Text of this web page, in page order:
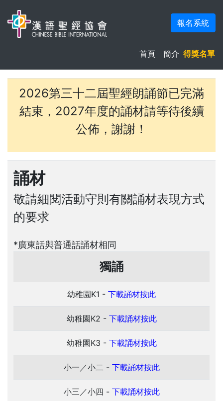
報名系統
首頁 簡介 得獎名單
2026第三十二屆聖經朗誦節已完滿
結束，2027年度的誦材請等待後續
公佈，謝謝！
誦材
敬請細閱活動守則有關誦材表現方式
的要求
*廣東話與普通話誦材相同
獨誦
幼稚園K1 - 下載誦材按此
幼稚園K2 - 下載誦材按此
幼稚園K3 - 下載誦材按此
小一／小二 - 下載誦材按此
小三／小四 - 下載誦材按此